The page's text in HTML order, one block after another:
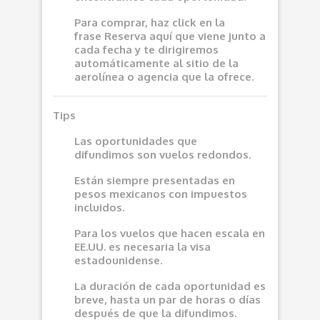
Para comprar, haz click en la
frase Reserva aquí que viene junto a
cada fecha y te dirigiremos
automáticamente al sitio de la
aerolínea o agencia que la ofrece.
Tips
Las oportunidades que
difundimos son vuelos redondos.
Están siempre presentadas en
pesos mexicanos con impuestos
incluidos.
Para los vuelos que hacen escala en
EE.UU. es necesaria la visa
estadounidense.
La duración de cada oportunidad es
breve, hasta un par de horas o días
después de que la difundimos.